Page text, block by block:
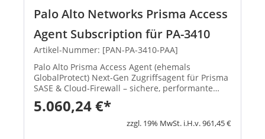
Palo Alto Networks Prisma Access
Agent Subscription für PA-3410
Artikel-Nummer: [PAN-PA-3410-PAA]
Palo Alto Prisma Access Agent (ehemals
GlobalProtect) Next-Gen Zugriffsagent für Prisma
SASE & Cloud-Firewall – sichere, performante
Remote-Verbindungen mit zentralem
Management. Neu: Umbenennung von
GlobalProtect → Prisma Acce...
5.060,24 €*
zzgl. 19% MwSt. i.H.v. 961,45 €